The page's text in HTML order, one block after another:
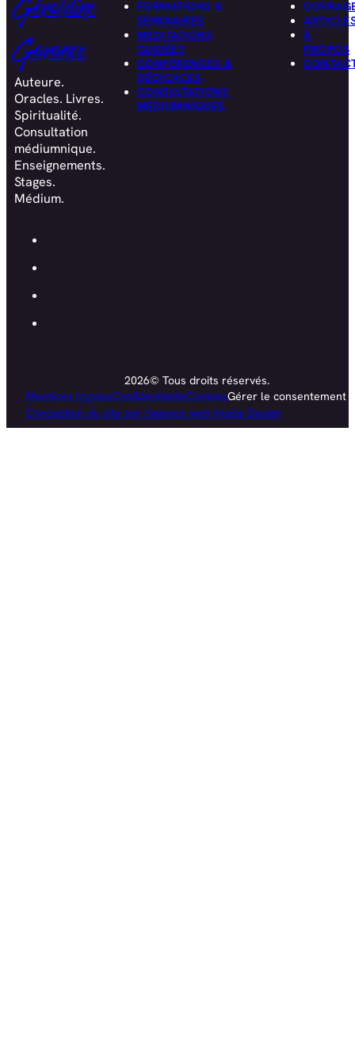
Géraldine
Garance
Auteure.
Oracles. Livres.
Spiritualité.
Consultation
médiumnique.
Enseignements.
Stages.
Médium.
FORMATIONS &
SÉMINAIRES
MÉDITATIONS
GUIDÉES
CONFÉRENCES &
DÉDICACES
CONSULTATIONS
MÉDIUMNIQUES
À
PROPOS
2026© Tous droits réservés.
Mentions légalesConfidentialitéCookiesGérer le consentement
Conception du site par l'agence web Hopla Design